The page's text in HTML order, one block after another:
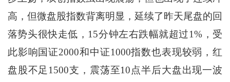
高，但微盘股指数背离明显，延续了昨天尾盘的回
落势头很快走低，15分钟左右跌幅就超过1%，受
此影响国证2000和中证1000指数也表现较弱，红
盘股不足1500支，震荡至10点半后大盘出现一波